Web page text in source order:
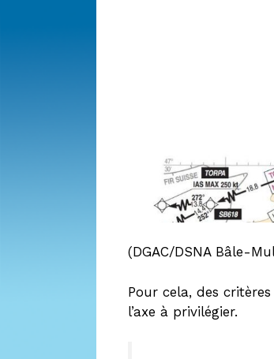
(DGAC/DSNA Bâle-
Pour cela, des
l’axe à privilégier.